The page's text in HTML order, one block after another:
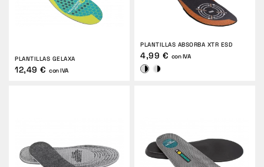
PLANTILLAS GELAXA
12,49 € con IVA
PLANTILLAS ABSORBA XTR ESD
4,99 € con IVA